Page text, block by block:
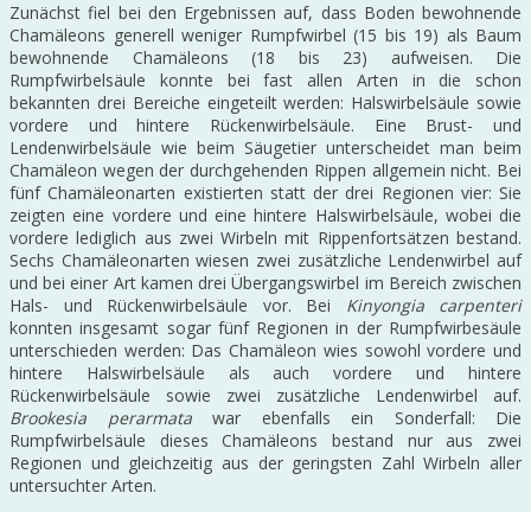
Zunächst fiel bei den Ergebnissen auf, dass Boden bewohnende
Chamäleons generell weniger Rumpfwirbel (15 bis 19) als Baum
bewohnende Chamäleons (18 bis 23) aufweisen. Die
Rumpfwirbelsäule konnte bei fast allen Arten in die schon
bekannten drei Bereiche eingeteilt werden: Halswirbelsäule sowie
vordere und hintere Rückenwirbelsäule. Eine Brust- und
Lendenwirbelsäule wie beim Säugetier unterscheidet man beim
Chamäleon wegen der durchgehenden Rippen allgemein nicht. Bei
fünf Chamäleonarten existierten statt der drei Regionen vier: Sie
zeigten eine vordere und eine hintere Halswirbelsäule, wobei die
vordere lediglich aus zwei Wirbeln mit Rippenfortsätzen bestand.
Sechs Chamäleonarten wiesen zwei zusätzliche Lendenwirbel auf
und bei einer Art kamen drei Übergangswirbel im Bereich zwischen
Hals- und Rückenwirbelsäule vor. Bei Kinyongia carpenteri
konnten insgesamt sogar fünf Regionen in der Rumpfwirbesäule
unterschieden werden: Das Chamäleon wies sowohl vordere und
hintere Halswirbelsäule als auch vordere und hintere
Rückenwirbelsäule sowie zwei zusätzliche Lendenwirbel auf.
Brookesia perarmatawar ebenfalls ein Sonderfall: Die
Rumpfwirbelsäule dieses Chamäleons bestand nur aus zwei
Regionen und gleichzeitig aus der geringsten Zahl Wirbeln aller
untersuchter Arten.